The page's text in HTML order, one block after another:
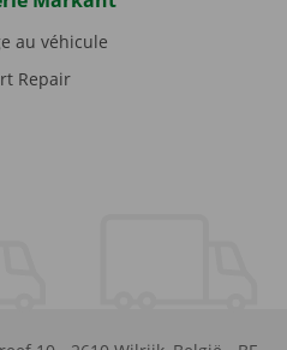
au véhicule
Repair